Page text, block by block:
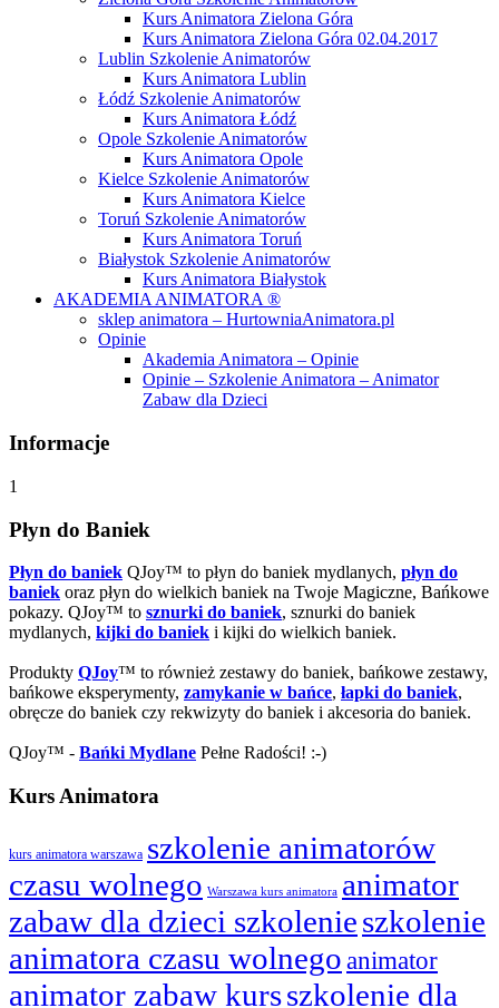
Kurs Animatora Zielona Góra
Kurs Animatora Zielona Góra 02.04.2017
Lublin Szkolenie Animatorów
Kurs Animatora Lublin
Łódź Szkolenie Animatorów
Kurs Animatora Łódź
Opole Szkolenie Animatorów
Kurs Animatora Opole
Kielce Szkolenie Animatorów
Kurs Animatora Kielce
Toruń Szkolenie Animatorów
Kurs Animatora Toruń
Białystok Szkolenie Animatorów
Kurs Animatora Białystok
AKADEMIA ANIMATORA ®
sklep animatora – HurtowniaAnimatora.pl
Opinie
Akademia Animatora – Opinie
Opinie – Szkolenie Animatora – Animator
Zabaw dla Dzieci
Informacje
1
Płyn do Baniek
Płyn do baniek QJoy™ to płyn do baniek mydlanych, płyn do
baniek oraz płyn do wielkich baniek na Twoje Magiczne, Bańkowe
pokazy. QJoy™ to sznurki do baniek, sznurki do baniek
mydlanych, kijki do baniek i kijki do wielkich baniek.
Produkty QJoy™ to również zestawy do baniek, bańkowe zestawy,
bańkowe eksperymenty, zamykanie w bańce, łapki do baniek,
obręcze do baniek czy rekwizyty do baniek i akcesoria do baniek.
QJoy™ - Bańki Mydlane Pełne Radości! :-)
Kurs Animatora
kurs animatora warszawa szkolenie animatorów
czasu wolnego Warszawa kurs animatora animator
zabaw dla dzieci szkolenieszkolenie
animatora czasu wolnego animator
animator zabaw kursszkolenie dla